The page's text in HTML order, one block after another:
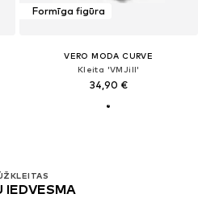
Formīga figūra
VERO MODA CURVE
Kleita 'VMJill'
34,90 €
IEDVESMA